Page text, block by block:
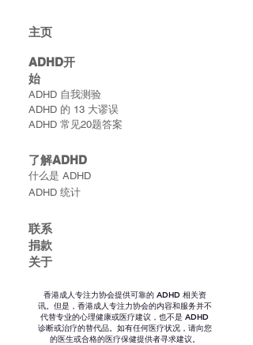
主​页
ADHD​开
始
ADHD 自我测验
ADHD 的 13 大谬误
ADHD 常见20题答案
了解ADHD
什么是 ADHD
ADHD 统计
联​系
捐款
关于
香港成人专注力协会提供可靠的 ADHD 相关资
讯。但是，香港成人专注力协会的内容和服务并不
代替专业的心理健康或医疗建议，也不是 ADHD
诊断或治疗的替代品。如有任何医疗状况，请向您
的医生或合格的医疗保健提供者寻求建议。